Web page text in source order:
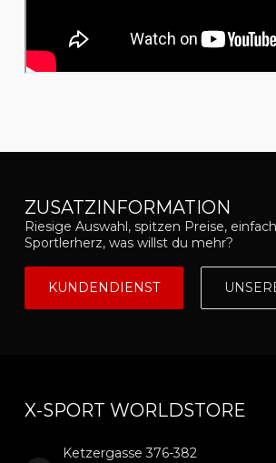
ZUSATZINFORMATION
Riesige Auswahl, spitzen Preise,
Sportlerherz, was willst du mehr?
KUNDENDIENST
X-SPORT WORLDSTORE
Ketzergasse 376-382